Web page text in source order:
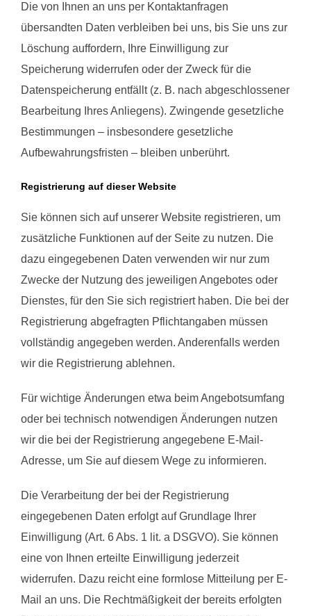
Die von Ihnen an uns per Kontaktanfragen
übersandten Daten verbleiben bei uns, bis Sie uns zur
Löschung auffordern, Ihre Einwilligung zur
Speicherung widerrufen oder der Zweck für die
Datenspeicherung entfällt (z. B. nach abgeschlossener
Bearbeitung Ihres Anliegens). Zwingende gesetzliche
Bestimmungen – insbesondere gesetzliche
Aufbewahrungsfristen – bleiben unberührt.
Registrierung auf dieser Website
Sie können sich auf unserer Website registrieren, um
zusätzliche Funktionen auf der Seite zu nutzen. Die
dazu eingegebenen Daten verwenden wir nur zum
Zwecke der Nutzung des jeweiligen Angebotes oder
Dienstes, für den Sie sich registriert haben. Die bei der
Registrierung abgefragten Pflichtangaben müssen
vollständig angegeben werden. Anderenfalls werden
wir die Registrierung ablehnen.
Für wichtige Änderungen etwa beim Angebotsumfang
oder bei technisch notwendigen Änderungen nutzen
wir die bei der Registrierung angegebene E-Mail-
Adresse, um Sie auf diesem Wege zu informieren.
Die Verarbeitung der bei der Registrierung
eingegebenen Daten erfolgt auf Grundlage Ihrer
Einwilligung (Art. 6 Abs. 1 lit. a DSGVO). Sie können
eine von Ihnen erteilte Einwilligung jederzeit
widerrufen. Dazu reicht eine formlose Mitteilung per E-
Mail an uns. Die Rechtmäßigkeit der bereits erfolgten